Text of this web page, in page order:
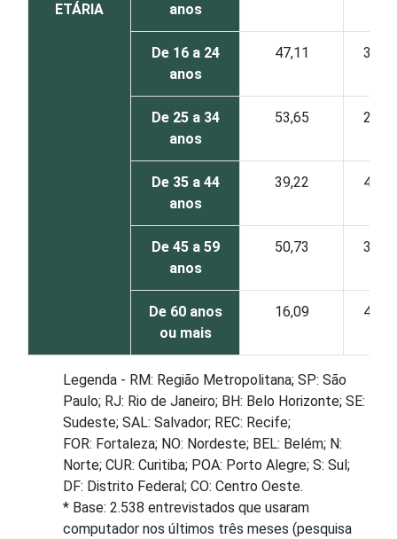
ETÁRIA
anos
De 16 a 24
anos
47,11 39,57
De 25 a 34
anos
53,65 29,78
De 35 a 44
anos
39,22 41,53
De 45 a 59
anos
50,73 32,92
De 60 anos
ou mais
16,09 48,72
Legenda - RM: Região Metropolitana; SP: São
Paulo; RJ: Rio de Janeiro; BH: Belo Horizonte; SE:
Sudeste; SAL: Salvador; REC: Recife;
FOR: Fortaleza; NO: Nordeste; BEL: Belém; N:
Norte; CUR: Curitiba; POA: Porto Alegre; S: Sul;
DF: Distrito Federal; CO: Centro Oeste.
* Base: 2.538 entrevistados que usaram
computador nos últimos três meses (pesquisa